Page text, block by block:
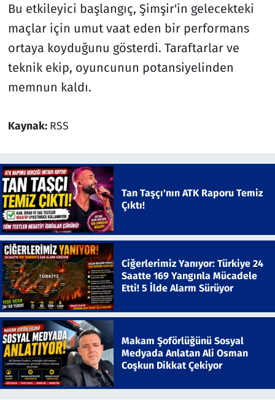
Bu etkileyici başlangıç, Şimşir'in gelecekteki
maçlar için umut vaat eden bir performans
ortaya koyduğunu gösterdi. Taraftarlar ve
teknik ekip, oyuncunun potansiyelinden
memnun kaldı.
Kaynak: RSS
Tan Taşçı'nın ATK Raporu Temiz
Çıktı!
Ciğerlerimiz Yanıyor: Türkiye 24
Saatte 169 Yangınla Mücadele
Etti! 5 İlde Alarm Sürüyor
Makam Şoförlüğünü Sosyal
Medyada Anlatan Ali Osman
Coşkun Dikkat Çekiyor